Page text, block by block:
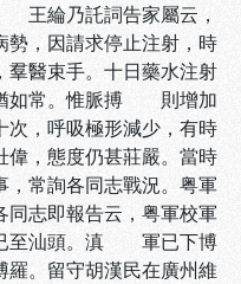
王綸乃託詞告家屬云，
勢，因請求停止注射，時
醫束手。十日藥水注射
如常。惟脈搏 則增加
次，呼吸極形減少，有時
，態度仍甚莊嚴。當時
，常詢各同志戰況。粤軍
志即報告云，粤軍校軍
已至汕頭。滇 軍已下博
羅。留守胡漢民在廣州維